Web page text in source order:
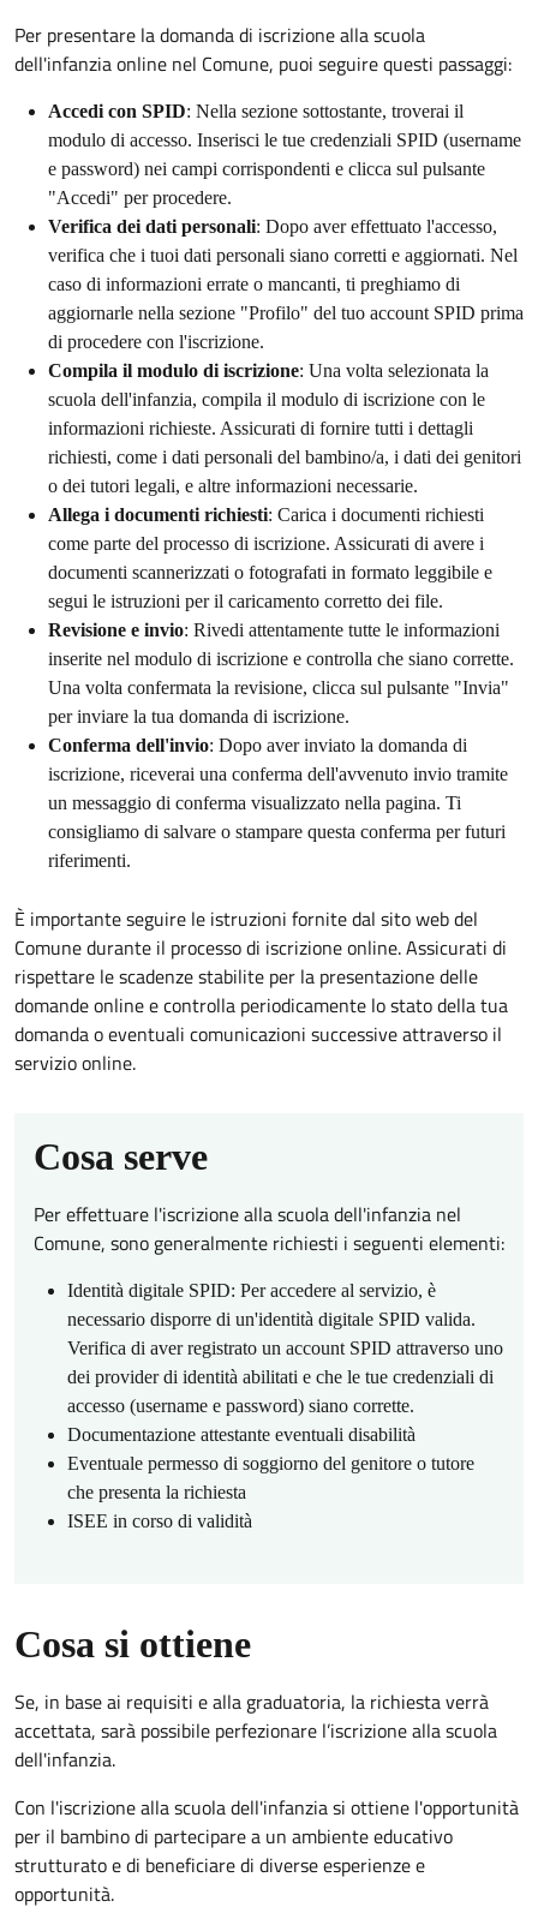
Per presentare la domanda di iscrizione alla scuola
dell'infanzia online nel Comune, puoi seguire questi passaggi:
Accedi con SPID: Nella sezione sottostante, troverai il
modulo di accesso. Inserisci le tue credenziali SPID (username
e password) nei campi corrispondenti e clicca sul pulsante
"Accedi" per procedere.
Verifica dei dati personali: Dopo aver effettuato l'accesso,
verifica che i tuoi dati personali siano corretti e aggiornati. Nel
caso di informazioni errate o mancanti, ti preghiamo di
aggiornarle nella sezione "Profilo" del tuo account SPID prima
di procedere con l'iscrizione.
Compila il modulo di iscrizione: Una volta selezionata la
scuola dell'infanzia, compila il modulo di iscrizione con le
informazioni richieste. Assicurati di fornire tutti i dettagli
richiesti, come i dati personali del bambino/a, i dati dei genitori
o dei tutori legali, e altre informazioni necessarie.
Allega i documenti richiesti: Carica i documenti richiesti
come parte del processo di iscrizione. Assicurati di avere i
documenti scannerizzati o fotografati in formato leggibile e
segui le istruzioni per il caricamento corretto dei file.
Revisione e invio: Rivedi attentamente tutte le informazioni
inserite nel modulo di iscrizione e controlla che siano corrette.
Una volta confermata la revisione, clicca sul pulsante "Invia"
per inviare la tua domanda di iscrizione.
Conferma dell'invio: Dopo aver inviato la domanda di
iscrizione, riceverai una conferma dell'avvenuto invio tramite
un messaggio di conferma visualizzato nella pagina. Ti
consigliamo di salvare o stampare questa conferma per futuri
riferimenti.
È importante seguire le istruzioni fornite dal sito web del
Comune durante il processo di iscrizione online. Assicurati di
rispettare le scadenze stabilite per la presentazione delle
domande online e controlla periodicamente lo stato della tua
domanda o eventuali comunicazioni successive attraverso il
servizio online.
Cosa serve
Per effettuare l'iscrizione alla scuola dell'infanzia nel
Comune, sono generalmente richiesti i seguenti elementi:
Identità digitale SPID: Per accedere al servizio, è
necessario disporre di un'identità digitale SPID valida.
Verifica di aver registrato un account SPID attraverso uno
dei provider di identità abilitati e che le tue credenziali di
accesso (username e password) siano corrette.
Documentazione attestante eventuali disabilità
Eventuale permesso di soggiorno del genitore o tutore
che presenta la richiesta
ISEE in corso di validità
Cosa si ottiene
Se, in base ai requisiti e alla graduatoria, la richiesta verrà
accettata, sarà possibile perfezionare l’iscrizione alla scuola
dell'infanzia.
Con l'iscrizione alla scuola dell'infanzia si ottiene l'opportunità
per il bambino di partecipare a un ambiente educativo
strutturato e di beneficiare di diverse esperienze e
opportunità.